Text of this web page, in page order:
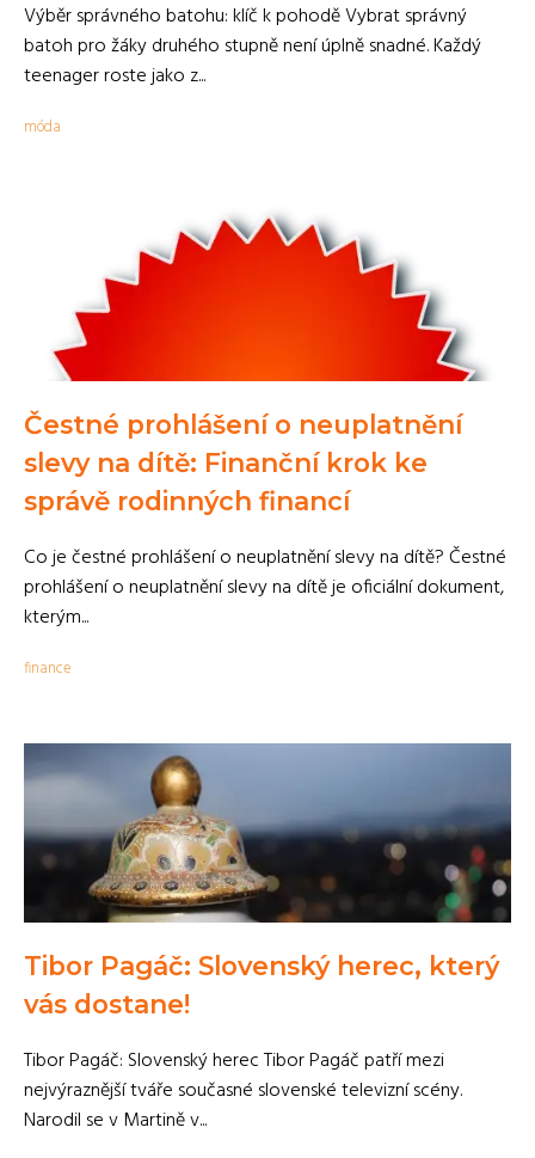
Výběr správného batohu: klíč k pohodě Vybrat správný
batoh pro žáky druhého stupně není úplně snadné. Každý
teenager roste jako z...
móda
Čestné prohlášení o neuplatnění
slevy na dítě: Finanční krok ke
správě rodinných financí
Co je čestné prohlášení o neuplatnění slevy na dítě? Čestné
prohlášení o neuplatnění slevy na dítě je oficiální dokument,
kterým...
finance
Tibor Pagáč: Slovenský herec, který
vás dostane!
Tibor Pagáč: Slovenský herec Tibor Pagáč patří mezi
nejvýraznější tváře současné slovenské televizní scény.
Narodil se v Martině v...